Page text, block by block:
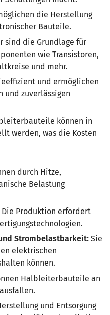
die Herstellung
Bauteile.
sind die Grundlage für
wie Transistoren,
und mehr.
und ermöglichen
und zuverlässigen
können in
werden, was die Kosten
durch Hitze,
Belastung
Die Produktion erfordert
Strombelastbarkeit: Sie
elektrischen
können.
Halbleiterbauteile an
und Entsorgung